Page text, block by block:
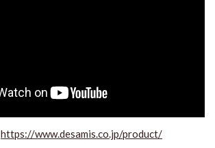
https://www.desamis.co.jp/product/